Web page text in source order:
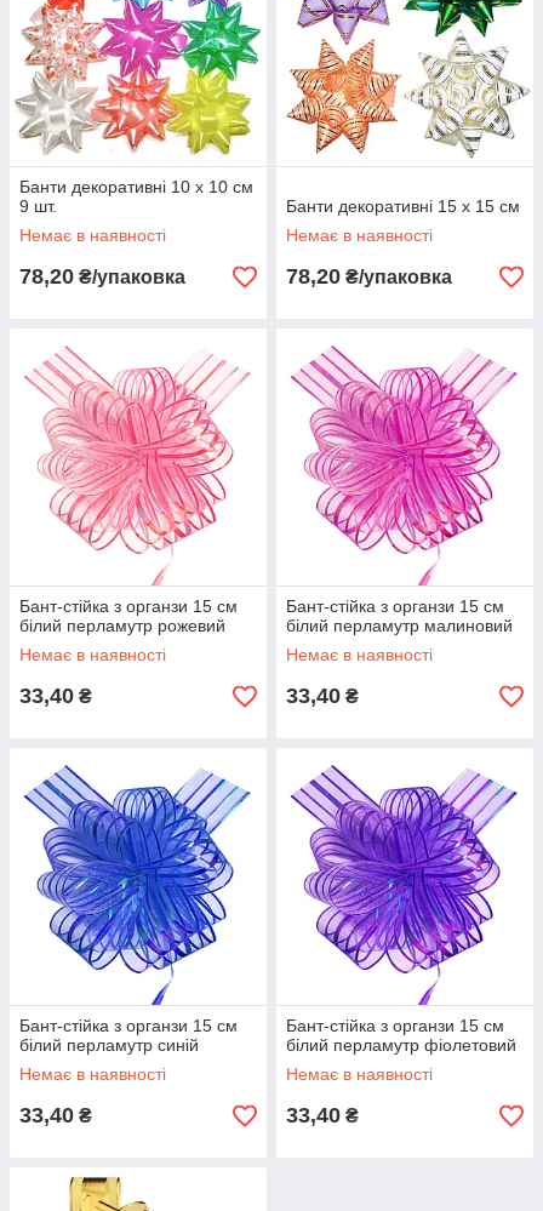
Банти декоративні 10 х 10 см
9 шт.
Немає в наявності
78,20 ₴/упаковка
Банти декоративні 15 х 15 см
Немає в наявності
78,20 ₴/упаковка
Бант-стійка з органзи 15 см
білий перламутр рожевий
Немає в наявності
33,40 ₴
Бант-стійка з органзи 15 см
білий перламутр малиновий
Немає в наявності
33,40 ₴
Бант-стійка з органзи 15 см
білий перламутр синій
Немає в наявності
33,40 ₴
Бант-стійка з органзи 15 см
білий перламутр фіолетовий
Немає в наявності
33,40 ₴